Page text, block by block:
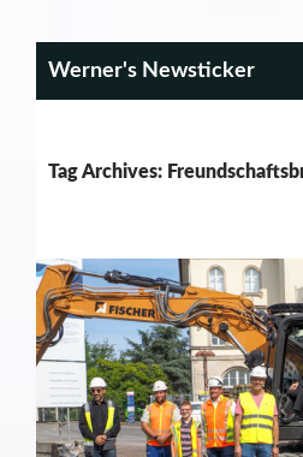
Werner's Newsticker
Tag Archives: